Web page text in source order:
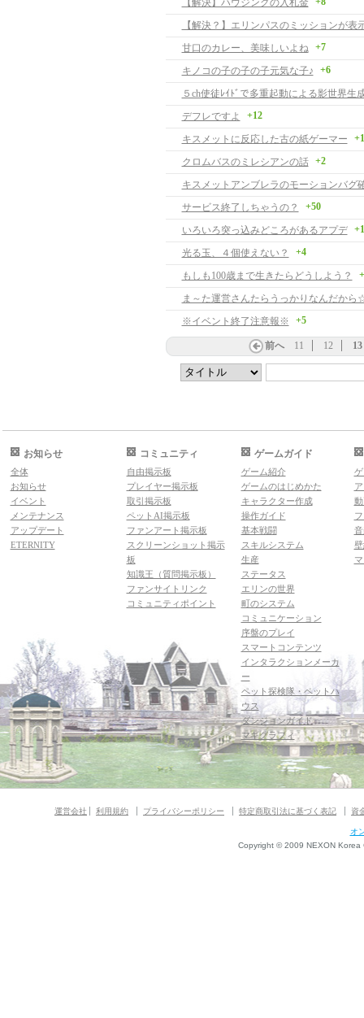
【解決】ハウジングの入札金
甘口のカレー、美味しいよね +7
キノコの子の子の子元気な子♪ +6
５ch使徒ﾚｲﾄﾞで多重起動による影世界生
デフレですよ
+12
キスメットに反応した古の紙ゲーマー +1
クロムバスのミレシアンの話 +2
キスメットアンブレラのモーションバグ
サービス終了しちゃうの？
+50
いろいろ突っ込みどころがあるアプデ
光る玉、４個使えない？ +4
もしも100歳まで生きたらどうしよう？
ま～た運営さんたらうっかりなんだから
※イベント終了注意報※
+5
前へ 11 12 13
お知らせ
全体
お知らせ
イベント
メンテナンス
アップデート
ETERNITY
コミュニティ
自由掲示板
プレイヤー掲示板
取引掲示板
ペットAI掲示板
ファンアート掲示板
スクリーンショット掲示
板
知識王（質問掲示板）
ファンサイトリンク
コミュニティポイント
ゲームガイド
ゲーム紹介
ゲームのはじめかた
キャラクター作成
操作ガイド
基本戦闘
スキルシステム
生産
ステータス
エリンの世界
町のシステム
コミュニケーション
序盤のプレイ
スマートコンテンツ
インタラクションメーカ
ー
ペット探検隊・ペットハ
ウス
ダンジョンガイド
マギグラフィ
運営会社 利用規約 プライバシーポリシー 特定商取引法に基づく表記 資
オ
Copyright © 2009 NEXON Korea